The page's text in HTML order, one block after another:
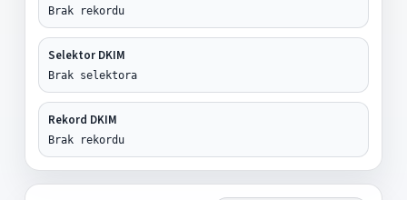
Brak rekordu
Selektor DKIM
Brak selektora
Rekord DKIM
Brak rekordu